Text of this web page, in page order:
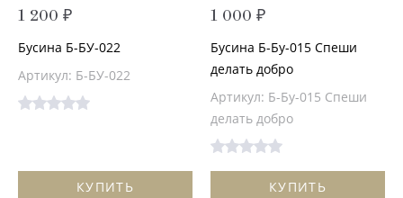
1 200 ₽
Бусина Б-БУ-022
Артикул: Б-БУ-022
КУПИТЬ
1 000 ₽
Бусина Б-Бу-015 Спеши
делать добро
Артикул: Б-Бу-015 Спеши
делать добро
КУПИТЬ